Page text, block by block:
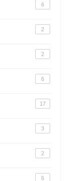
6
2
2
6
17
3
2
6